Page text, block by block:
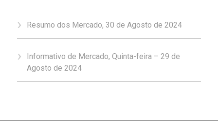
Resumo dos Mercado, 30 de Agosto de 2024
Informativo de Mercado, Quinta-feira – 29 de
Agosto de 2024